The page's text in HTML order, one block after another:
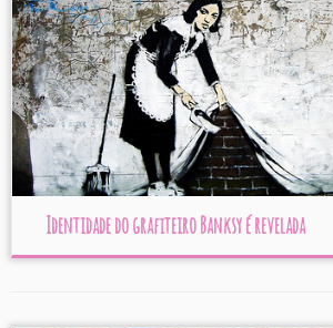
Identidade do grafiteiro Banksy é revelada